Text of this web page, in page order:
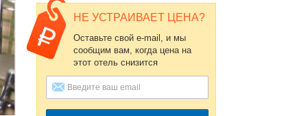
НЕ УСТРАИВАЕТ ЦЕНА?
Оставьте свой e-mail, и мы
сообщим вам, когда цена на
этот отель снизится